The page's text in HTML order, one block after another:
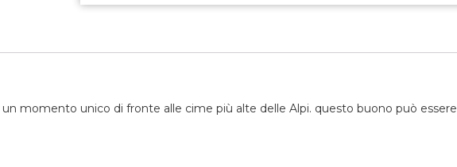
momento unico di fronte alle cime più alte delle Alpi. questo buono può essere